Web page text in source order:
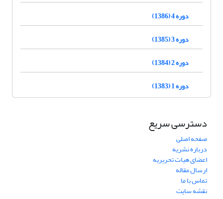
دوره 4 (1386)
دوره 3 (1385)
دوره 2 (1384)
دوره 1 (1383)
دسترسی سریع
صفحه اصلی
درباره نشریه
اعضای هیات تحریریه
ارسال مقاله
تماس با ما
نقشه سایت